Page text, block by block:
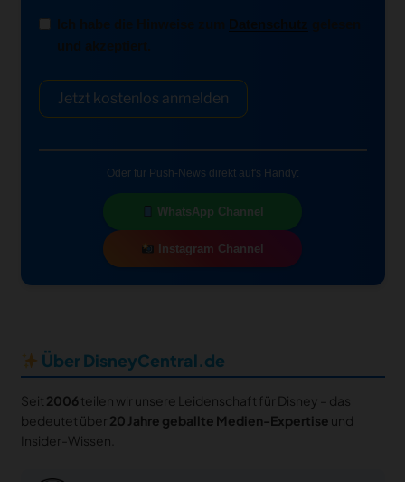
Datenschutz
Jetzt kostenlos anmelden
Oder für Push-News direkt auf's Handy:
WhatsApp Channel
Instagram Channel
Über DisneyCentral.de
Seit 2006teilen wir unsere Leidenschaft für Disney – das
bedeutet über 20 Jahre geballte Medien-Expertise und
Insider-Wissen.